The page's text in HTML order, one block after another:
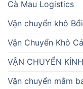
Cà Mau Logistics
Vận chuyển khô
Vận Chuyển Khô
VẬN CHUYỂN
Vận chuyển mắm